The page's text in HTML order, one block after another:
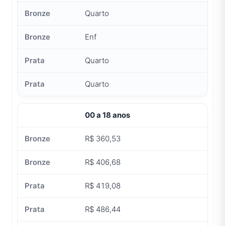
Quarto
Enf
Quarto
Quarto
00 a 18 anos
R$ 360,53
R$ 406,68
R$ 419,08
R$ 486,44